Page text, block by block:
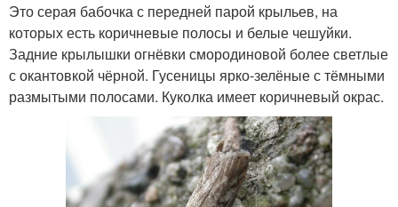
Это серая бабочка с передней парой крыльев, на
которых есть коричневые полосы и белые чешуйки.
Задние крылышки огнёвки смородиновой более светлые
с окантовкой чёрной. Гусеницы ярко-зелёные с тёмными
размытыми полосами. Куколка имеет коричневый окрас.